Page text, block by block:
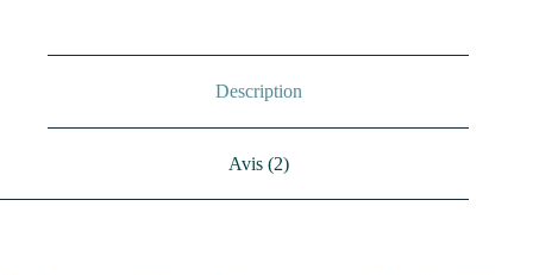
Description
Avis (2)